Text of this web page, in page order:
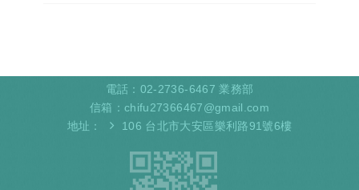
電話： 02-2736-6467 業務部
信箱： chifu27366467@gmail.com
地址：
106 台北市大安區樂利路91號6樓